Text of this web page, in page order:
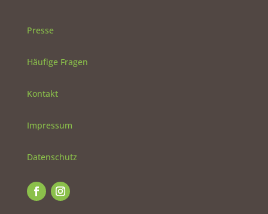
Presse
Häufige Fragen
Kontakt
Impressum
Datenschutz